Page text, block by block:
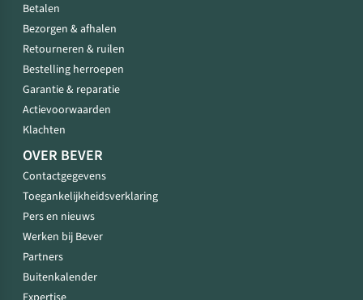
Betalen
Bezorgen & afhalen
Retourneren & ruilen
Bestelling herroepen
Garantie & reparatie
Actievoorwaarden
Klachten
OVER BEVER
Contactgegevens
Toegankelijkheidsverklaring
Pers en nieuws
Werken bij Bever
Partners
Buitenkalender